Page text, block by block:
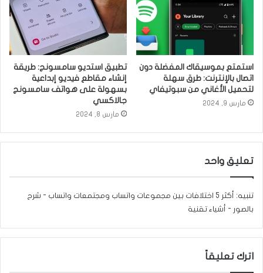
استمتع بموسيقاك المفضلة دون
اتصال بالإنترنت: طرق سهلة
لتحميل الأغاني من سبوتيفاي
مارس 9, 2024
تطبيق استديو سامسونج: طريقة
إنشاء مقاطع فيديو إبداعية
بسهولة على هواتف سامسونج
جالاكسي
مارس 8, 2024
تعليق واحد
تنبيه:
أكثر 5 اختلافات بين مجموعات واتساب ومجتمعات واتساب - شرح
بالصور - أشياء تقنية
اترك تعليقاً